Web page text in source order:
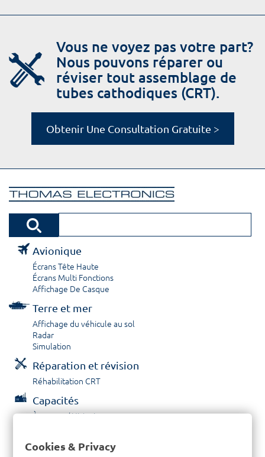
Vous ne voyez pas votre part?
Nous pouvons réparer ou
réviser tout assemblage de
tubes cathodiques (CRT).
Obtenir Une Consultation Gratuite >
Avionique
Écrans Tête Haute
Écrans Multi Fonctions
Affichage De Casque
Terre et mer
Affichage du véhicule au sol
Radar
Simulation
Réparation et révision
Réhabilitation CRT
Capacités
À propos / Historique
Cookies & Privacy